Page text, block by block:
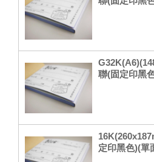
聯(固定印黑
定印黑色)(單